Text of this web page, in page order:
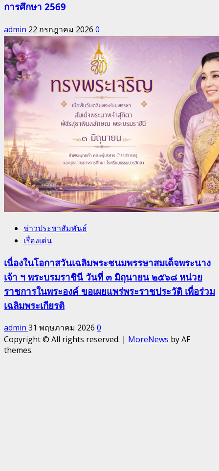
การศึกษา 2569
admin 22 กรกฎาคม 2026 0
ข่าวประชาสัมพันธ์
เรื่องเด่น
เนื่องในโอกาสวันเฉลิมพระชนมพรรษาสมเด็จพระนาง
เจ้า ฯ พระบรมราชินี วันที่ ๓ มิถุนายน ๒๕๖๘ หน่วย
ราชการในพระองค์ ขอเผยแพร่พระราชประวัติ เพื่อร่วม
เฉลิมพระเกียรติ
admin 31 พฤษภาคม 2026 0
Copyright © All rights reserved. | MoreNews by AF
themes.